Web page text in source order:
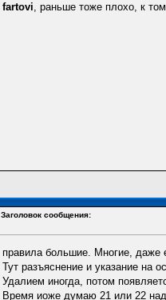
fartovi, раньше тоже плохо, к
Заголовок сообщения:
правила большие. Многие, даже
Тут разъяснение и указание на
Удалием иногда, потом
Время иоже думаю 21 или 22